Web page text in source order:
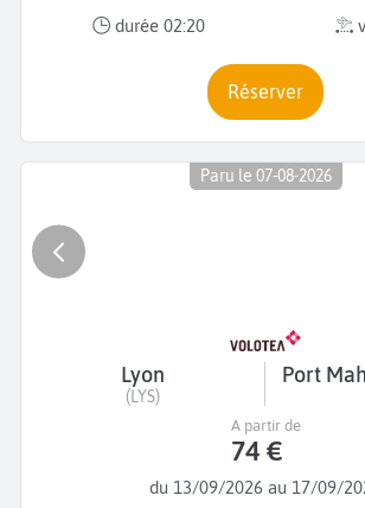
durée 02:20
Réserver
Paru le 07-08-2026
Lyon
(LYS)
Port
du 13/09/2026 au 17/09/
A partir de
74 €